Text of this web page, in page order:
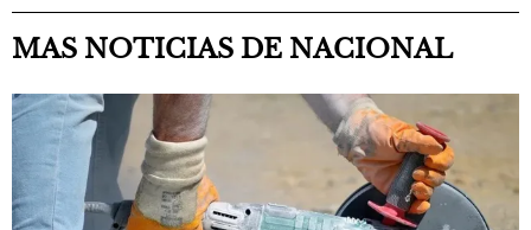
MAS NOTICIAS DE NACIONAL